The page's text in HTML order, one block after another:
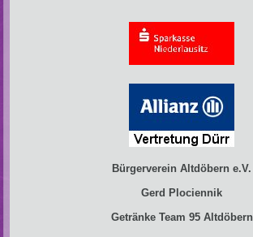
Bürgerverein Altdöbern e.V.
Gerd Plociennik
Getränke Team 95 Altdöbern